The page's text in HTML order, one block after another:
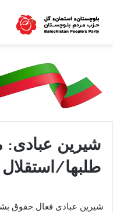
شیرین
طلبها/
شیرین عبادی فعال حقوق